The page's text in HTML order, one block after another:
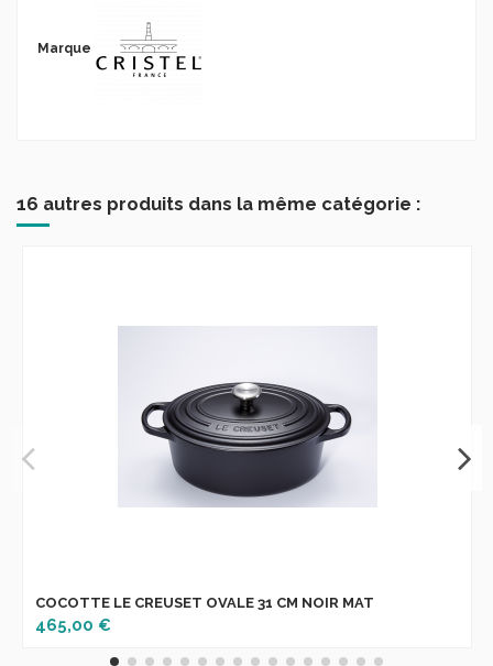
Marque
16 autres produits dans la même catégorie :
COCOTTE LE CREUSET OVALE 31 CM NOIR MAT
465,00 €